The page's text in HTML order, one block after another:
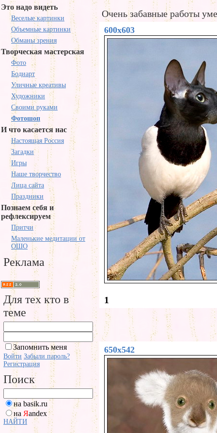
Это надо видеть
Веселые картинки
Объемные картинки
Обманы зрения
Творческая мастерская
Фото
Бодиарт
Уличные креативы
Художники
Своими руками
Фотошоп
И что касается нас
Настоящая Россия
Загадки
Игры
Наше творчество
Лица сайта
Праздники
Познаем себя и
рефлексируем
Притчи
Маленькие медитации от
ОШО
Реклама
Для тех кто в
теме
Запомнить меня
Войти Забыли пароль?
Регистрация
Поиск
на basik.ru
на Яandex
НАЙТИ
Очень забавные работы
600x603
1
650x542